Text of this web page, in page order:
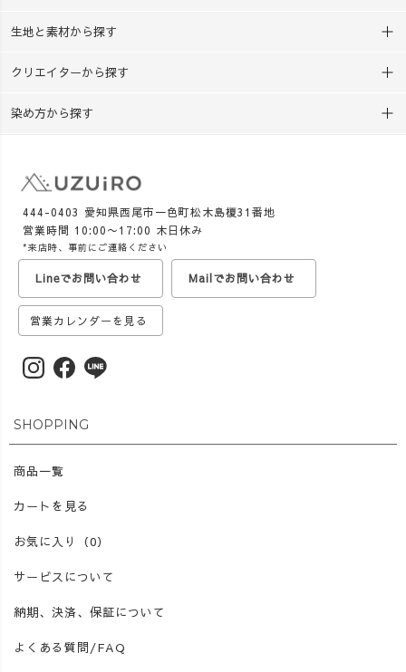
生地と素材から探す
クリエイターから探す
染め方から探す
444-0403 愛知県西尾市一色町松木島榎31番地
営業時間 10:00〜17:00 木日休み
*来店時、事前にご連絡ください
Lineでお問い合わせ Mailでお問い合わせ
営業カレンダーを見る
SHOPPING
商品一覧
カートを見る
お気に入り（0）
サービスについて
納期、決済、保証について
よくある質問/FAQ